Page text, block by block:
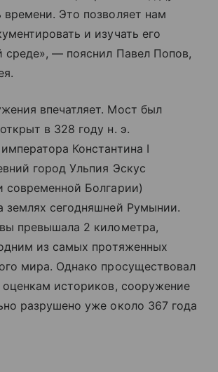
Это позволяет нам
и изучать его
среде», — пояснил Павел Попов,
впечатляет. Мост был
в 328 году н. э.
Константина I
город Ульпия Эскус
современной Болгарии)
землях сегодняшней Румынии.
превышала 2 километра,
из самых протяженных
мира. Однако просуществовал
историков, сооружение
разрушено уже около 367 года